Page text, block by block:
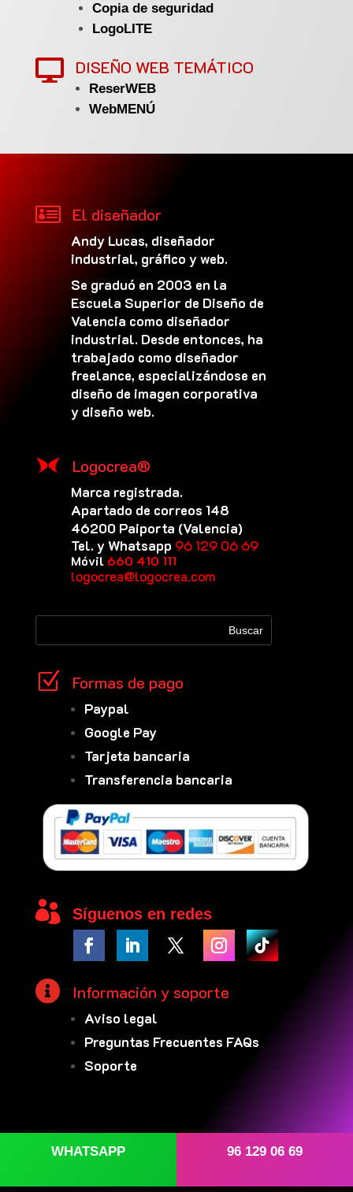
Copia de seguridad
LogoLITE
 DISEÑO WEB TEMÁTICO
ReserWEB
WebMENÚ
 El diseñador
Andy Lucas, diseñador
industrial, gráfico y web.
Se graduó en 2003 en la
Escuela Superior de Diseño de
Valencia como diseñador
industrial. Desde entonces, ha
trabajado como diseñador
freelance, especializándose en
diseño de imagen corporativa
y diseño web.
Logocrea®
Marca registrada.
Apartado de correos 148
46200 Paiporta (Valencia)
Tel. y Whatsapp 96 129 06 69
Móvil 660 410 111
logocrea@logocrea.com
Z Formas de pago
Paypal
Google Pay
Tarjeta bancaria
Transferencia bancaria
 Síguenos en redes
 Información y soporte
Aviso legal
Preguntas Frecuentes FAQs
Soporte
WHATSAPP 96 129 06 69